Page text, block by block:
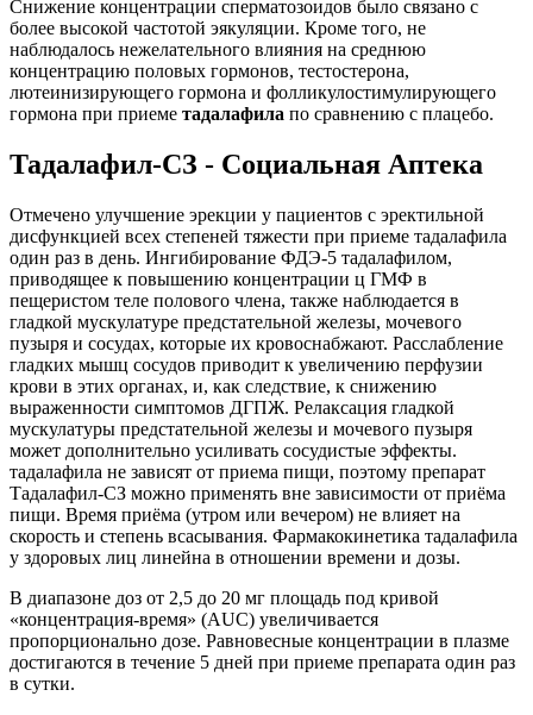
Снижение концентрации сперматозоидов было связано с
более высокой частотой эякуляции. Кроме того, не
наблюдалось нежелательного влияния на среднюю
концентрацию половых гормонов, тестостерона,
лютеинизирующего гормона и фолликулостимулирующего
гормона при приеме тадалафила по сравнению с плацебо.
Тадалафил-СЗ - Социальная Аптека
Отмечено улучшение эрекции у пациентов с эректильной
дисфункцией всех степеней тяжести при приеме тадалафила
один раз в день. Ингибирование ФДЭ-5 тадалафилом,
приводящее к повышению концентрации ц ГМФ в
пещеристом теле полового члена, также наблюдается в
гладкой мускулатуре предстательной железы, мочевого
пузыря и сосудах, которые их кровоснабжают. Расслабление
гладких мышц сосудов приводит к увеличению перфузии
крови в этих органах, и, как следствие, к снижению
выраженности симптомов ДГПЖ. Релаксация гладкой
мускулатуры предстательной железы и мочевого пузыря
может дополнительно усиливать сосудистые эффекты.
тадалафила не зависят от приема пищи, поэтому препарат
Тадалафил-СЗ можно применять вне зависимости от приёма
пищи. Время приёма (утром или вечером) не влияет на
скорость и степень всасывания. Фармакокинетика тадалафила
у здоровых лиц линейна в отношении времени и дозы.
В диапазоне доз от 2,5 до 20 мг площадь под кривой
«концентрация-время» (AUC) увеличивается
пропорционально дозе. Равновесные концентрации в плазме
достигаются в течение 5 дней при приеме препарата один раз
в сутки.